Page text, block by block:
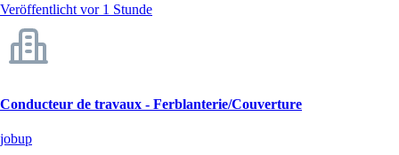
Veröffentlicht vor 1 Stunde
Conducteur de travaux - Ferblanterie/Couverture
jobup